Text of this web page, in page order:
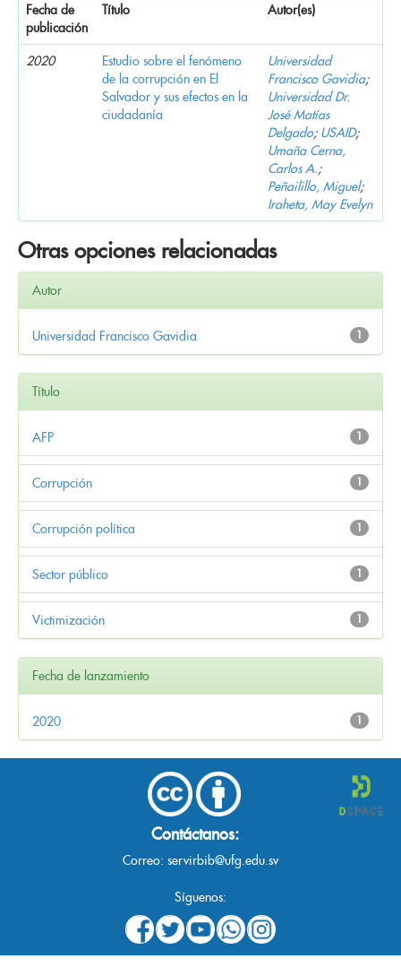
Fecha de
publicación
Título Autor(es)
2020
Estudio sobre el fenómeno
de la corrupción en El
Salvador y sus efectos en la
ciudadanía
Universidad
Francisco Gavidia;
Universidad Dr.
José Matías
Delgado; USAID;
Umaña Cerna,
Carlos A.;
Peñailillo, Miguel;
Iraheta, May Evelyn
Otras opciones relacionadas
Autor
1
Universidad Francisco Gavidia
Título
1
AFP
1
Corrupción
1
Corrupción política
1
Sector público
1
Victimización
Fecha de lanzamiento
1
2020
Contáctanos:
Correo: servirbib@ufg.edu.sv
Síguenos: